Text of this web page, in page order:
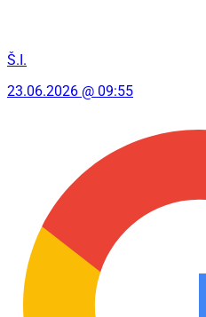
Š.I.
23.06.2026 @ 09:55